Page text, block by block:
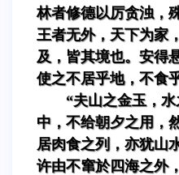
林者修德以厉贪浊，
王者无外，天下为家
及，皆其境也。安得
使之不居乎地，不食
“夫山之金玉，
中，不给朝夕之用，
居肉食之列，亦犹山
许由不窜於四海之外